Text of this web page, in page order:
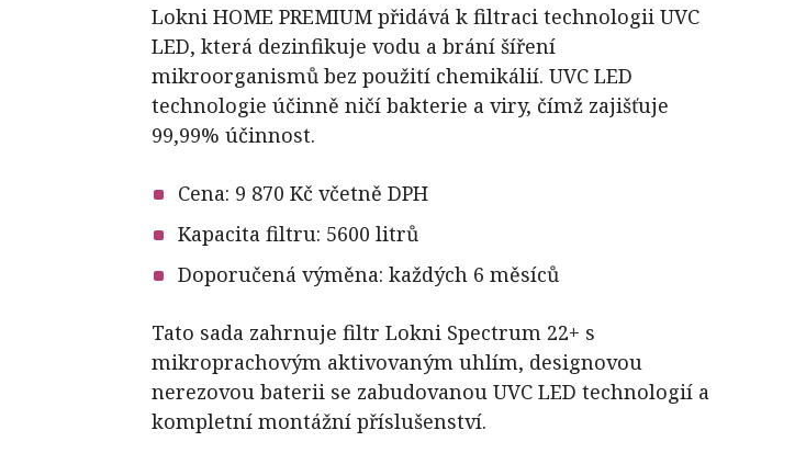
Lokni HOME PREMIUM přidává k filtraci technologii UVC
LED, která dezinfikuje vodu a brání šíření
mikroorganismů bez použití chemikálií. UVC LED
technologie účinně ničí bakterie a viry, čímž zajišťuje
99,99% účinnost.
Cena: 9 870 Kč včetně DPH
Kapacita filtru: 5600 litrů
Doporučená výměna: každých 6 měsíců
Tato sada zahrnuje filtr Lokni Spectrum 22+ s
mikroprachovým aktivovaným uhlím, designovou
nerezovou baterii se zabudovanou UVC LED technologií a
kompletní montážní příslušenství.